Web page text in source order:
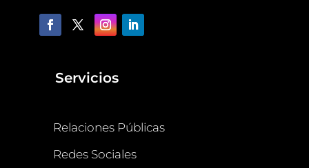
Servicios
Relaciones Públicas
Redes Sociales